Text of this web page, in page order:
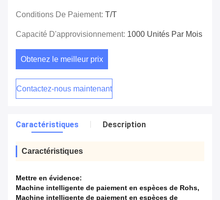
Conditions De Paiement: T/T
Capacité D'approvisionnement: 1000 Unités Par Mois
Obtenez le meilleur prix
Contactez-nous maintenant
Caractéristiques Description
Caractéristiques
Mettre en évidence:
Machine intelligente de paiement en espèces de Rohs,
Machine intelligente de paiement en espèces de